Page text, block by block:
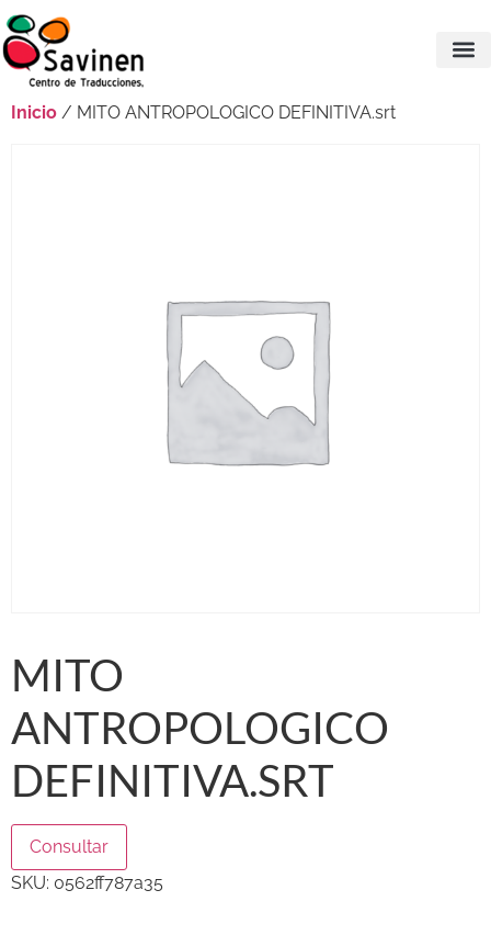
Inicio / MITO ANTROPOLOGICO DEFINITIVA.srt
MITO
ANTROPOLOGICO
DEFINITIVA.SRT
Consultar
SKU: 0562ff787a35